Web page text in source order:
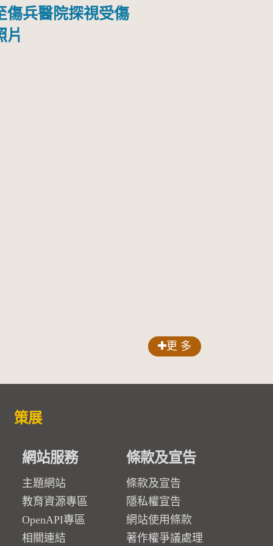
傷兵醫院探視受傷
片
更 多
策展
網站服務
主題網站
教育資源專區
OpenAPI專區
相關連結
條款及宣告
條款及宣告
隱私權宣告
網站使用條款
著作權爭議處理